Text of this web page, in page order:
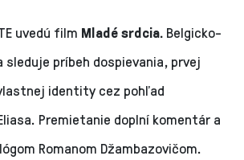
uvedú film Mladé srdcia. Belgicko-
sleduje príbeh dospievania, prvej
identity cez pohľad
Premietanie doplní komentár a
Romanom Džambazovičom.